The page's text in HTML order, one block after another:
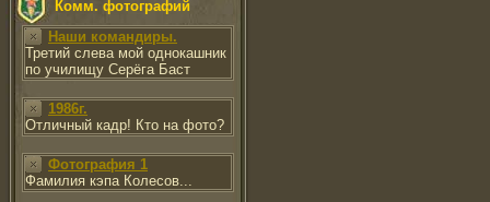
Комм. фотографий
Наши командиры.
Третий слева мой однокашник
по училищу Серёга Баст
1986г.
Отличный кадр! Кто на фото?
Фотография 1
Фамилия кэпа Колесов...